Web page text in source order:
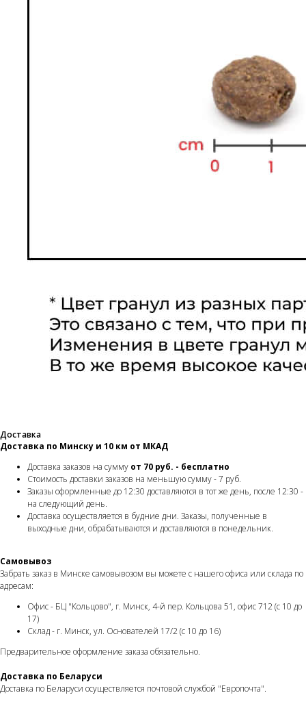
Доставка
Доставка по Минску и 10 км от МКАД
Доставка заказов на сумму от 70 руб. - бесплатно
Стоимость доставки заказов на меньшую сумму - 7 руб.
Заказы оформленные до 12:30 доставляются в тот же день, после 12:30 -
на следующий день.
Доставка осуществляется в будние дни. Заказы, полученные в
выходные дни, обрабатываются и доставляются в понедельник.
Самовывоз
Забрать заказ в Минске самовывозом вы можете с нашего офиса или склада по
адресам:
Офис - БЦ "Кольцово", г. Минск, 4-й пер. Кольцова 51, офис 712 (с 10 до
17)
Склад - г. Минск, ул. Основателей 17/2 (с 10 до 16)
Предварительное оформление заказа обязательно.
Доставка по Беларуси
Доставка по Беларуси осуществляется почтовой службой "Европочта".